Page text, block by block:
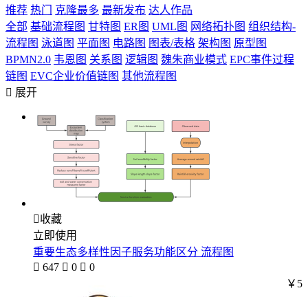
推荐 热门 克隆最多 最新发布 达人作品
全部 基础流程图 甘特图 ER图 UML图 网络拓扑图 组织结构-
流程图 泳道图 平面图 电路图 图表/表格 架构图 原型图
BPMN2.0 韦恩图 关系图 逻辑图 魏朱商业模式 EPC事件过程
链图 EVC企业价值链图 其他流程图
 展开
收藏
立即使用
重要生态多样性因子服务功能区分 流程图
 647  0  0
￥5